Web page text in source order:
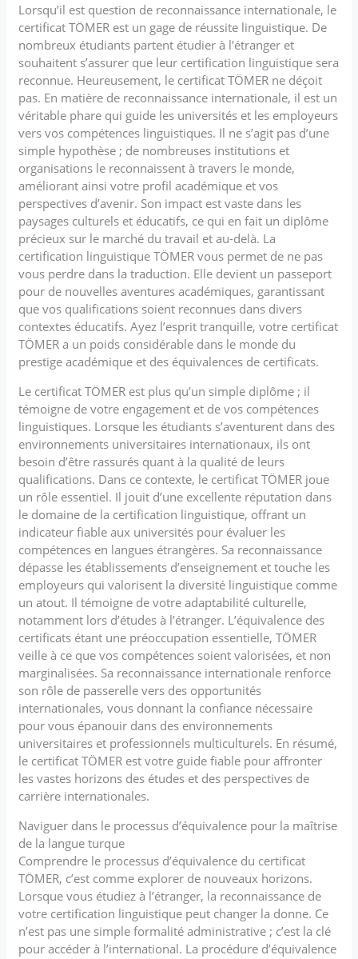
Lorsqu’il est question de reconnaissance internationale, le
certificat TÖMER est un gage de réussite linguistique. De
nombreux étudiants partent étudier à l’étranger et
souhaitent s’assurer que leur certification linguistique sera
reconnue. Heureusement, le certificat TÖMER ne déçoit
pas. En matière de reconnaissance internationale, il est un
véritable phare qui guide les universités et les employeurs
vers vos compétences linguistiques. Il ne s’agit pas d’une
simple hypothèse ; de nombreuses institutions et
organisations le reconnaissent à travers le monde,
améliorant ainsi votre profil académique et vos
perspectives d’avenir. Son impact est vaste dans les
paysages culturels et éducatifs, ce qui en fait un diplôme
précieux sur le marché du travail et au-delà. La
certification linguistique TÖMER vous permet de ne pas
vous perdre dans la traduction. Elle devient un passeport
pour de nouvelles aventures académiques, garantissant
que vos qualifications soient reconnues dans divers
contextes éducatifs. Ayez l’esprit tranquille, votre certificat
TÖMER a un poids considérable dans le monde du
prestige académique et des équivalences de certificats.
Le certificat TÖMER est plus qu’un simple diplôme ; il
témoigne de votre engagement et de vos compétences
linguistiques. Lorsque les étudiants s’aventurent dans des
environnements universitaires internationaux, ils ont
besoin d’être rassurés quant à la qualité de leurs
qualifications. Dans ce contexte, le certificat TÖMER joue
un rôle essentiel. Il jouit d’une excellente réputation dans
le domaine de la certification linguistique, offrant un
indicateur fiable aux universités pour évaluer les
compétences en langues étrangères. Sa reconnaissance
dépasse les établissements d’enseignement et touche les
employeurs qui valorisent la diversité linguistique comme
un atout. Il témoigne de votre adaptabilité culturelle,
notamment lors d’études à l’étranger. L’équivalence des
certificats étant une préoccupation essentielle, TÖMER
veille à ce que vos compétences soient valorisées, et non
marginalisées. Sa reconnaissance internationale renforce
son rôle de passerelle vers des opportunités
internationales, vous donnant la confiance nécessaire
pour vous épanouir dans des environnements
universitaires et professionnels multiculturels. En résumé,
le certificat TÖMER est votre guide fiable pour affronter
les vastes horizons des études et des perspectives de
carrière internationales.
Naviguer dans le processus d’équivalence pour la maîtrise
de la langue turque
Comprendre le processus d’équivalence du certificat
TÖMER, c’est comme explorer de nouveaux horizons.
Lorsque vous étudiez à l’étranger, la reconnaissance de
votre certification linguistique peut changer la donne. Ce
n’est pas une simple formalité administrative ; c’est la clé
pour accéder à l’international. La procédure d’équivalence